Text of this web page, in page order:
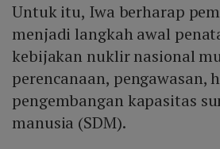
Untuk itu, Iwa berharap
menjadi langkah awal
kebijakan nuklir nasional
perencanaan, pengawasan,
pengembangan kapasitas
manusia (SDM).